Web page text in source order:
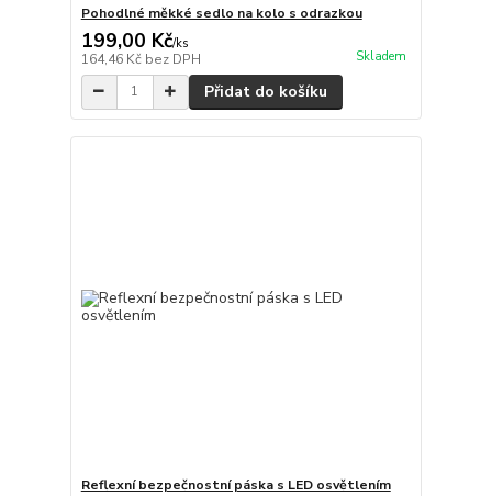
Pohodlné měkké sedlo na kolo s odrazkou
199,00 Kč/ks
164,46 Kč bez DPH Skladem
Přidat do košíku
Reflexní bezpečnostní páska s LED osvětlením